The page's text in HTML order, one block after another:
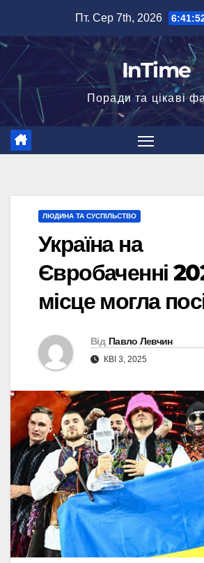
вмісту
Пт. Сер 7th, 2026
InTime
Поради та цікаві
ЛЮДИНА ТА СУСПІЛЬСТВО
Україна на
Євробаченні
місце могла
Від Павло Левчин
КВІ 3, 2025